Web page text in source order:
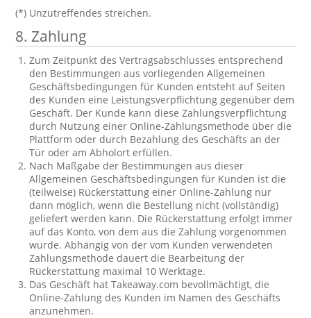
(*) Unzutreffendes streichen.
8. Zahlung
Zum Zeitpunkt des Vertragsabschlusses entsprechend
den Bestimmungen aus vorliegenden Allgemeinen
Geschäftsbedingungen für Kunden entsteht auf Seiten
des Kunden eine Leistungsverpflichtung gegenüber dem
Geschäft. Der Kunde kann diese Zahlungsverpflichtung
durch Nutzung einer Online-Zahlungsmethode über die
Plattform oder durch Bezahlung des Geschäfts an der
Tür oder am Abholort erfüllen.
Nach Maßgabe der Bestimmungen aus dieser
Allgemeinen Geschäftsbedingungen für Kunden ist die
(teilweise) Rückerstattung einer Online-Zahlung nur
dann möglich, wenn die Bestellung nicht (vollständig)
geliefert werden kann. Die Rückerstattung erfolgt immer
auf das Konto, von dem aus die Zahlung vorgenommen
wurde. Abhängig von der vom Kunden verwendeten
Zahlungsmethode dauert die Bearbeitung der
Rückerstattung maximal 10 Werktage.
Das Geschäft hat Takeaway.com bevollmächtigt, die
Online-Zahlung des Kunden im Namen des Geschäfts
anzunehmen.